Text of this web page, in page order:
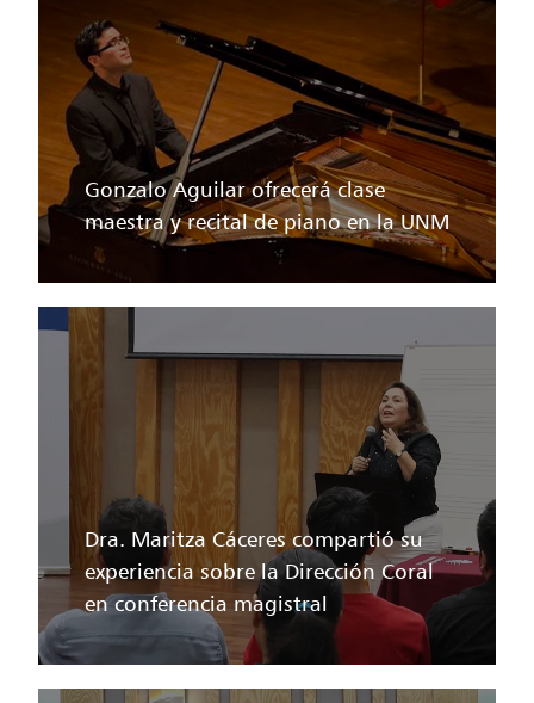
Gonzalo Aguilar ofrecerá clase
maestra y recital de piano en la UNM
Dra. Maritza Cáceres compartió su
experiencia sobre la Dirección Coral
en conferencia magistral